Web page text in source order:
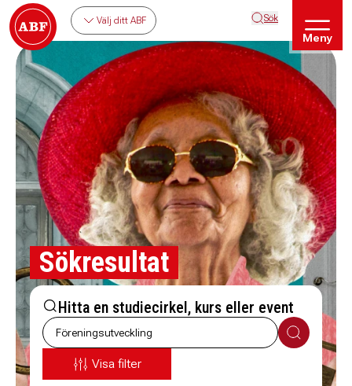
Välj ditt ABF Sök
Meny
Sökresultat
Hitta en studiecirkel, kurs eller event
Sök
Visa filter